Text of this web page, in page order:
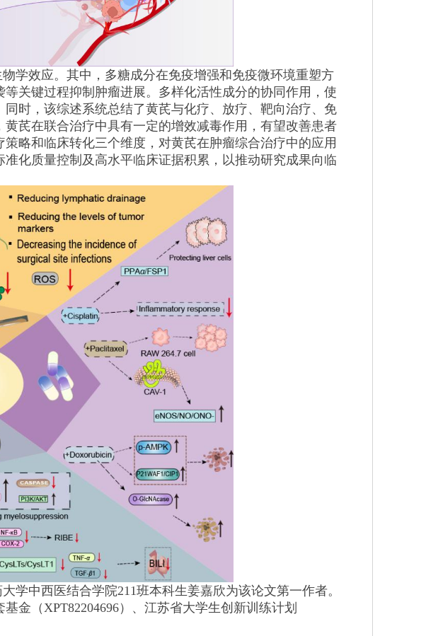
学效应。其中，多糖成分在免疫增强和免疫微环境重塑方
关键过程抑制肿瘤进展。多样化活性成分的协同作用，使
时，该综述系统总结了黄芪与化疗、放疗、靶向治疗、免
芪在联合治疗中具有一定的增效减毒作用，有望改善患者
略和临床转化三个维度，对黄芪在肿瘤综合治疗中的应用
化质量控制及高水平临床证据积累，以推动研究成果向临
中西医结合学院211班本科生姜嘉欣为该论文第一作者。
金（XPT82204696）、江苏省大学生创新训练计划